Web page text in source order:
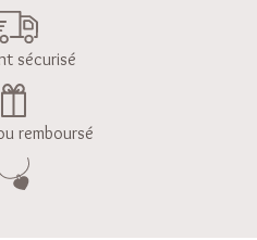
sécurisé
remboursé